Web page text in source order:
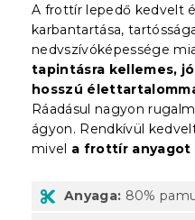
A frottír lepedő kedvelt
karbantartása,
nedvszívóképessége
tapintásra kellemes,
hosszú
Ráadásul nagyon
ágyon. Rendkívül
mivel a frottír anyagot
Anyaga: 80%